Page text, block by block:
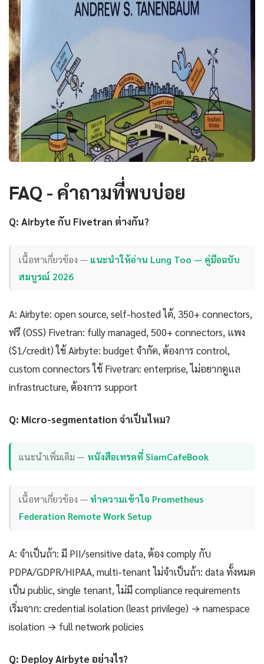
FAQ - คำถามที่พบบ่อย
Q: Airbyte กับ Fivetran ต่างกัน?
เนื้อหาเกี่ยวข้อง — แนะนำให้อ่าน Lung Too — คู่มือฉบับ
สมบูรณ์ 2026
A: Airbyte: open source, self-hosted ได้, 350+ connectors,
ฟรี (OSS) Fivetran: fully managed, 500+ connectors, แพง
($1/credit) ใช้ Airbyte: budget จำกัด, ต้องการ control,
custom connectors ใช้ Fivetran: enterprise, ไม่อยากดูแล
infrastructure, ต้องการ support
Q: Micro-segmentation จำเป็นไหม?
แนะนำเพิ่มเติม — หนังสือเทรดที่ SiamCafeBook
เนื้อหาเกี่ยวข้อง — ทำความเข้าใจ Prometheus
Federation Remote Work Setup
A: จำเป็นถ้า: มี PII/sensitive data, ต้อง comply กับ
PDPA/GDPR/HIPAA, multi-tenant ไม่จำเป็นถ้า: data ทั้งหมด
เป็น public, single tenant, ไม่มี compliance requirements
เริ่มจาก: credential isolation (least privilege) → namespace
isolation → full network policies
Q: Deploy Airbyte อย่างไร?